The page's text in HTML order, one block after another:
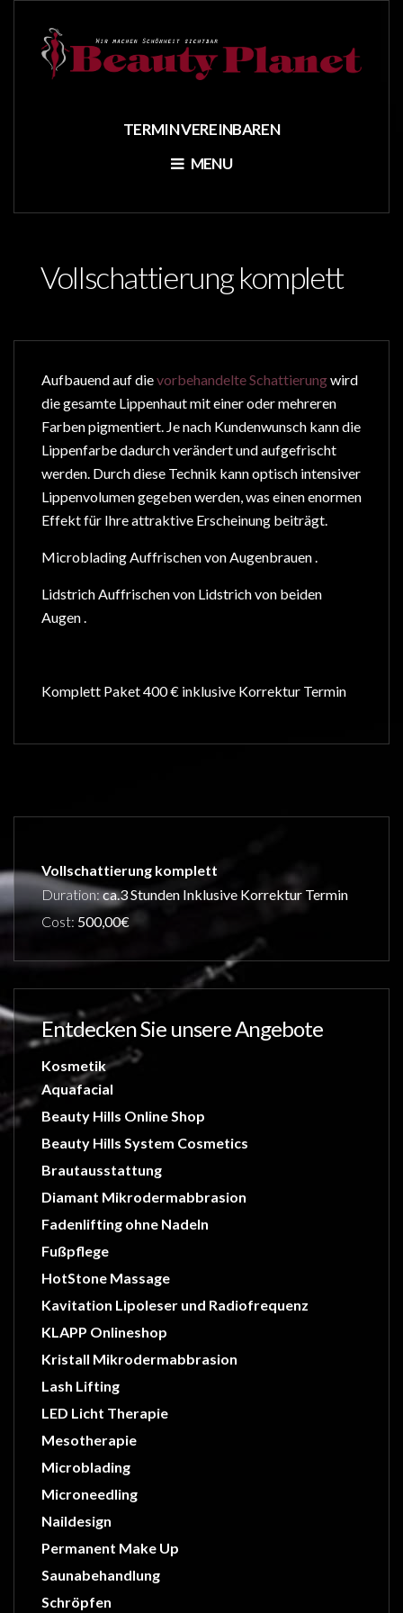
TERMIN VEREINBAREN
MENU
Vollschattierung komplett
Aufbauend auf dievorbehandelte Schattierungwird
die gesamte Lippenhaut mit einer oder mehreren
Farben pigmentiert. Je nach Kundenwunsch kann die
Lippenfarbe dadurch verändert und aufgefrischt
werden. Durch diese Technik kann optisch intensiver
Lippenvolumen gegeben werden, was einen enormen
Effekt für Ihre attraktive Erscheinung beiträgt.
Microblading Auffrischen von Augenbrauen .
Lidstrich Auffrischen von Lidstrich von beiden
Augen .
Komplett Paket 400 € inklusive Korrektur Termin
Vollschattierung komplett
Duration:ca.3 Stunden Inklusive Korrektur Termin
Cost: 500,00€
Entdecken Sie unsere Angebote
Kosmetik
Aquafacial
Beauty Hills Online Shop
Beauty Hills System Cosmetics
Brautausstattung
Diamant Mikrodermabbrasion
Fadenlifting ohne Nadeln
Fußpflege
HotStone Massage
Kavitation Lipoleser und Radiofrequenz
KLAPP Onlineshop
Kristall Mikrodermabbrasion
Lash Lifting
LED Licht Therapie
Mesotherapie
Microblading
Microneedling
Naildesign
Permanent Make Up
Saunabehandlung
Schröpfen